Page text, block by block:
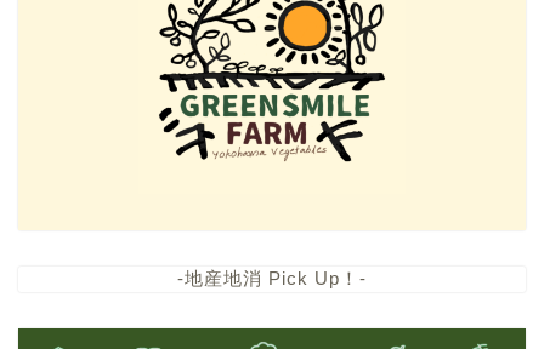
-地産地消 Pick Up！-